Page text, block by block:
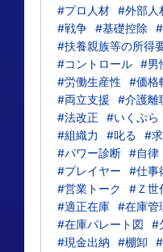
#プロ人材 #外部人
#戦争 #基礎控除
#扶養親族等の所得
#コントロール #男
#労働生産性
#価格
#両立支援
#介護離
#法改正
#いくぷら
#組織力
#叱る
#
#パワー診断 #自律
#プレイヤー
#仕事
#営業トーク
#Ｚ世
#適正在庫 #在庫管
#在庫パレート図
#
#現金出納
#棚卸